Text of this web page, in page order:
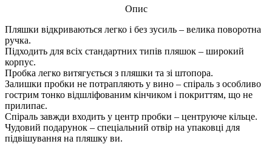
Опис
Пляшки відкриваються легко і без зусиль – велика поворотна
ручка.
Підходить для всіх стандартних типів пляшок – широкий
корпус.
Пробка легко витягується з пляшки та зі штопора.
Залишки пробки не потрапляють у вино – спіраль з особливо
гострим тонко відшліфованим кінчиком і покриттям, що не
прилипає.
Спіраль завжди входить у центр пробки – центруюче кільце.
Чудовий подарунок – спеціальний отвір на упаковці для
підвішування на пляшку ви.